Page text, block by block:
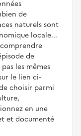
de
naturels sont
locale...
de
les mêmes
le lien ci-
choisir parmi
en une
et documenté